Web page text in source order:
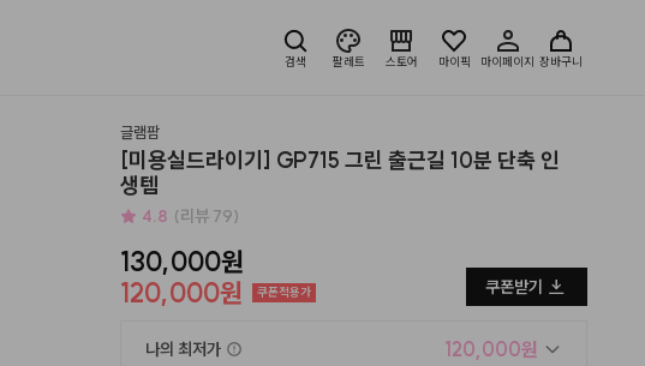
검색 팔레트 스토어 마이픽 마이페이지 장바구니
글램팜
[미용실드라이기] GP715 그린 출근길 10분 단축 인
생템
4.8 (리뷰 79)
130,000원
120,000원
쿠폰적용가 쿠폰받기
나의 최저가 120,000원